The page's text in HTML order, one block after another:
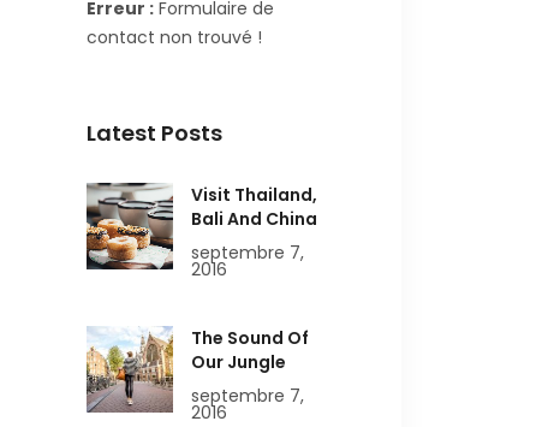
Erreur :Formulaire de
contact non trouvé !
Latest Posts
Visit Thailand,
Bali And China
septembre 7,
2016
The Sound Of
Our Jungle
septembre 7,
2016